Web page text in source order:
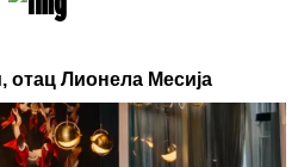
Лионела Месија